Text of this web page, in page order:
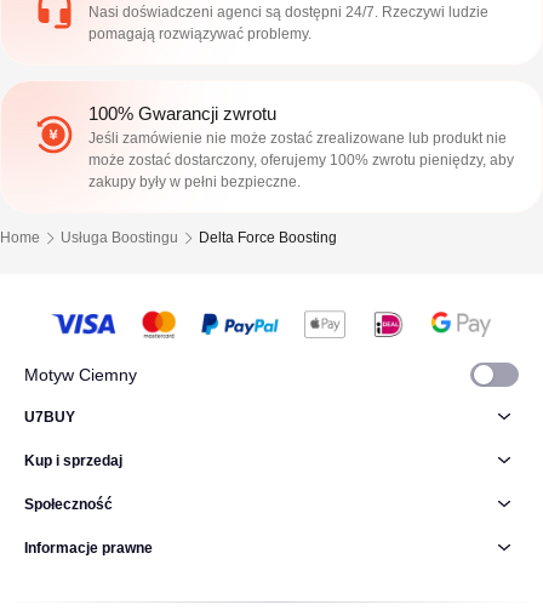
Nasi doświadczeni agenci są dostępni 24/7. Rzeczywi ludzie
pomagają rozwiązywać problemy.
100% Gwarancji zwrotu
Jeśli zamówienie nie może zostać zrealizowane lub produkt nie
może zostać dostarczony, oferujemy 100% zwrotu pieniędzy, aby
zakupy były w pełni bezpieczne.
Home Usługa Boostingu Delta Force Boosting
Motyw Ciemny
U7BUY
Kup i sprzedaj
Społeczność
Informacje prawne